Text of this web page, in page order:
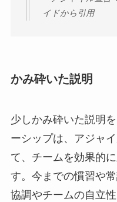
イドから引用
かみ砕いた説明
少しかみ砕いた説明
ーシップは、アジャ
て、チームを効果的
す。今までの慣習や
協調やチームの自立